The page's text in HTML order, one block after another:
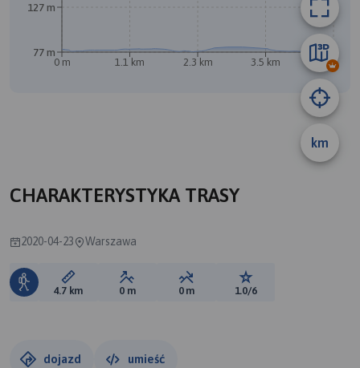
km
0 m 1.1 km 2.3 km 3.5 km 4.6 km
77 m
127 m
CHARAKTERYSTYKA TRASY
2020-04-23 Warszawa
Długość trasy:
4.7 km Suma przewyższeń:
0 m Suma spadków:
0 m Ocena trasy:
1.0/6
dojazd umieść